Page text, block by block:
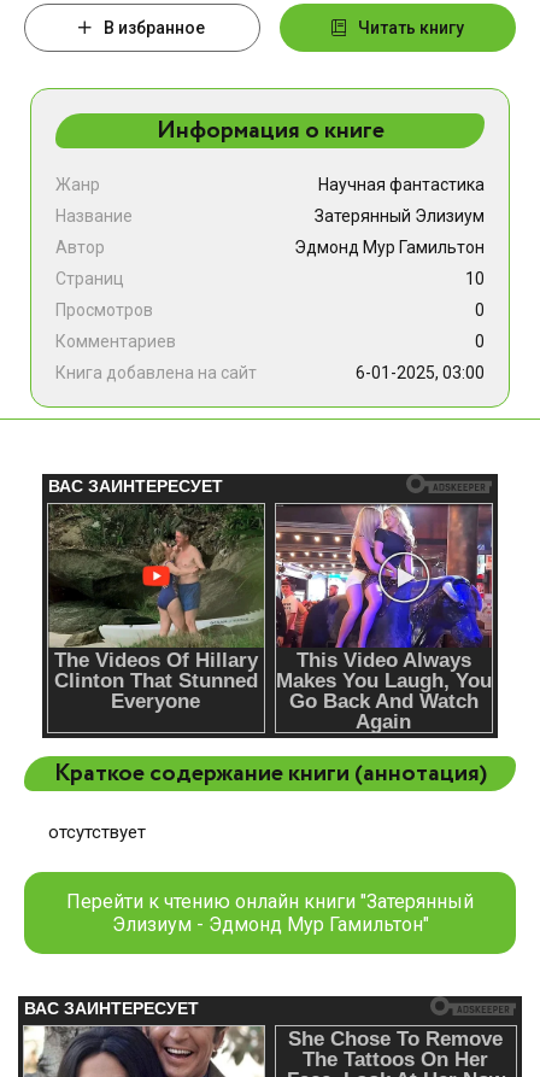
В избранное Читать книгу
Информация о книге
Жанр
Научная фантастика
Название
Затерянный Элизиум
Автор
Эдмонд Мур Гамильтон
Страниц
10
Просмотров
0
Комментариев
0
Книга добавлена на сайт
6-01-2025, 03:00
Краткое содержание книги (аннотация)
отсутствует
Перейти к чтению онлайн книги "Затерянный
Элизиум - Эдмонд Мур Гамильтон"